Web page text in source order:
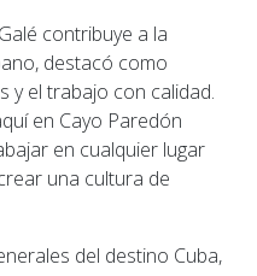
contribuye a la
destacó como
y el trabajo con calidad.
en Cayo Paredón
en cualquier lugar
una cultura de
del destino Cuba,